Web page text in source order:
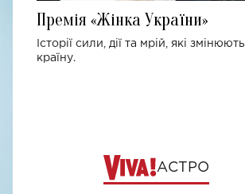
Премія «Жінка України»
Історії сили, дії та мрій, які змінюють
країну.
АСТРО